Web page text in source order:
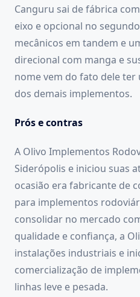
Canguru sai de fábrica
eixo e opcional no
mecânicos em tandem e
direcional com manga e
nome vem do fato dele ter
dos demais implementos.
Prós e contras
A Olivo Implementos
Siderópolis e iniciou suas
ocasião era fabricante de
para implementos
consolidar no mercado
qualidade e confiança, a
instalações industriais e
comercialização de
linhas leve e pesada.